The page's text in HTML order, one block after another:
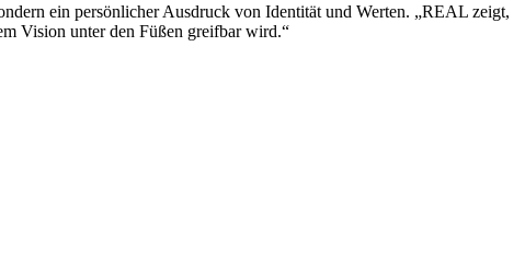
ein persönlicher Ausdruck von Identität und Werten. „REAL zeigt,
Vision unter den Füßen greifbar wird.“